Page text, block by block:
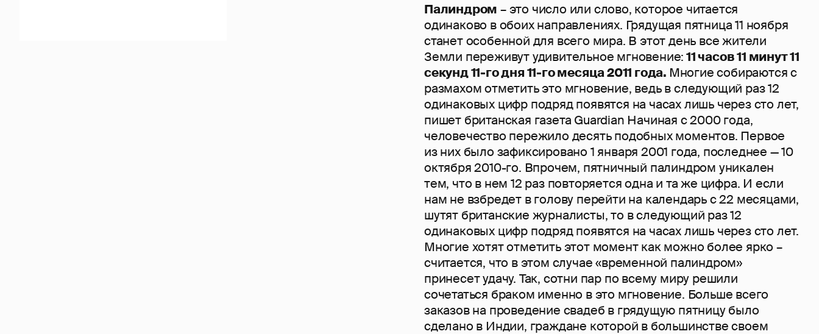
Палиндром – это число или слово, которое читается
одинаково в обоих направлениях. Грядущая пятница 11 ноября
станет особенной для всего мира. В этот день все жители
Земли переживут удивительное мгновение:11 часов 11 минут 11
секунд 11-го дня 11-го месяца 2011 года. Многие собираются с
размахом отметить это мгновение, ведь в следующий раз 12
одинаковых цифр подряд появятся на часах лишь через сто лет,
пишет британская газета Guardian Начиная с 2000 года,
человечество пережило десять подобных моментов. Первое
из них было зафиксировано 1 января 2001 года, последнее — 10
октября 2010-го. Впрочем, пятничный палиндром уникален
тем, что в нем 12 раз повторяется одна и та же цифра. И если
нам не взбредет в голову перейти на календарь с 22 месяцами,
шутят британские журналисты, то в следующий раз 12
одинаковых цифр подряд появятся на часах лишь через сто лет.
Многие хотят отметить этот момент как можно более ярко –
считается, что в этом случае «временной палиндром»
принесет удачу. Так, сотни пар по всему миру решили
сочетаться браком именно в это мгновение. Больше всего
заказов на проведение свадеб в грядущую пятницу было
сделано в Индии, граждане которой в большинстве своем